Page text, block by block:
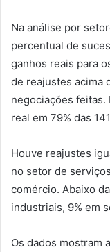
Na análise por
percentual de
ganhos reais para
de reajustes acima
negociações
real em 79% das
Houve reajustes
no setor de
comércio. Abaixo
industriais, 9% em
Os dados mostram